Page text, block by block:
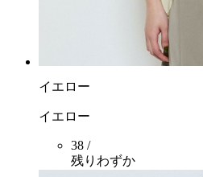
イエロー
イエロー
38 /
残りわずか